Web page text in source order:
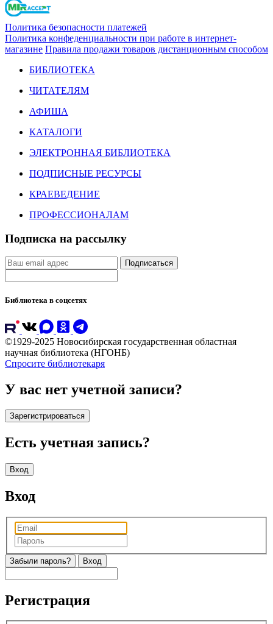
Политика безопасности платежей
Политика конфеденциальности при работе в интернет-
магазине Правила продажи товаров дистанционным способом
БИБЛИОТЕКА
ЧИТАТЕЛЯМ
АФИША
КАТАЛОГИ
ЭЛЕКТРОННАЯ БИБЛИОТЕКА
ПОДПИСНЫЕ РЕСУРСЫ
КРАЕВЕДЕНИЕ
ПРОФЕССИОНАЛАМ
Подписка на рассылку
Подписаться
Библиотека в соцсетях
©1929-2025 Новосибирская государственная областная
научная библиотека (НГОНБ)
Спросите библиотекаря
У вас нет учетной записи?
Зарегистрироваться
Есть учетная запись?
Вход
Вход
Забыли пароль?
Регистрация